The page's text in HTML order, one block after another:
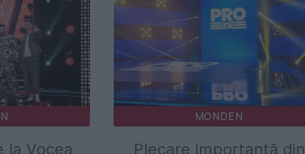
la Vocea
MONDEN
Plecare importantă din